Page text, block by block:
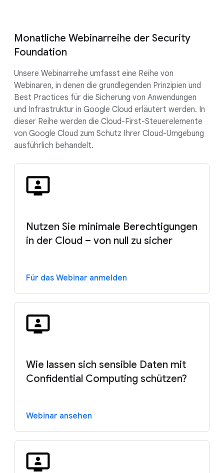
Monatliche Webinarreihe der Security
Foundation
Unsere Webinarreihe umfasst eine Reihe von
Webinaren, in denen die grundlegenden Prinzipien und
Best Practices für die Sicherung von Anwendungen
und Infrastruktur in Google Cloud erläutert werden. In
dieser Reihe werden die Cloud-First-Steuerelemente
von Google Cloud zum Schutz Ihrer Cloud-Umgebung
ausführlich behandelt.
Nutzen Sie minimale Berechtigungen
in der Cloud – von null zu sicher
Für das Webinar anmelden
Wie lassen sich sensible Daten mit
Confidential Computing schützen?
Webinar ansehen